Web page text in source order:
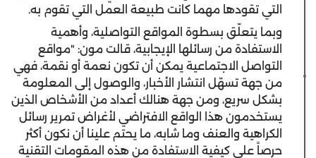
التي تقودها مهما كانت طبيعة العمل التي تقوم به.
وبما يتعلّق بسطوة المواقع التواصلية، وأهمية
الاستفادة من رسائلها الإيجابية، قالت مون: "مواقع
التواصل الاجتماعية يمكن أن تكون نعمة أو نقمة، فهي
من جهة تسهّل انتشار الأخبار، والوصول إلى المعلومة
بشكل سريع، ومن جهة هنالك أعداد من الأشخاص الذين
يستخدمون هذا الواقع الافتراضي لأغراض تمرير رسائل
الكراهية والعنف وما شابه، ما يحتم علينا أن نكون أكثر
حرصاً على كيفية الاستفادة من هذه المقومات التقنية